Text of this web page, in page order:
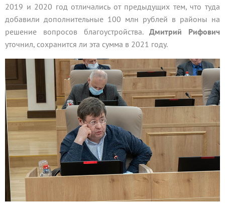
2019 и 2020 год отличались от предыдущих тем, что туда
добавили дополнительные 100 млн рублей в районы на
решение вопросов благоустройства.Дмитрий Рифович
уточнил, сохранится ли эта сумма в 2021 году.